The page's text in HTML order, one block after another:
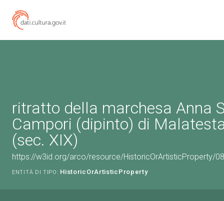
ritratto della marchesa Anna
Campori (dipinto) di
(sec. XIX)
https://w3id.org/arco/resource/HistoricOrArtisticProperty/
ENTITÀ DI TIPO: HistoricOrArtisticProperty